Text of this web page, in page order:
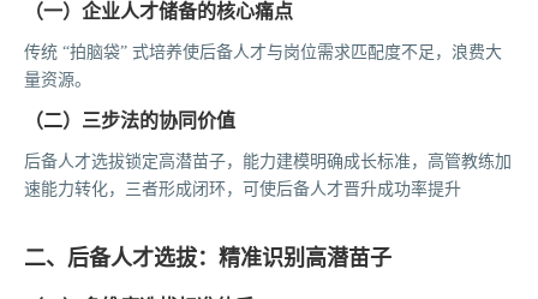
（一）企业人才储备的核心痛点
传统 “拍脑袋” 式培养使后备人才与岗位需求匹配度不足，浪费大
量资源。
（二）三步法的协同价值
后备人才选拔锁定高潜苗子，能力建模明确成长标准，高管教练加
速能力转化，三者形成闭环，可使后备人才晋升成功率提升
二、后备人才选拔：精准识别高潜苗子